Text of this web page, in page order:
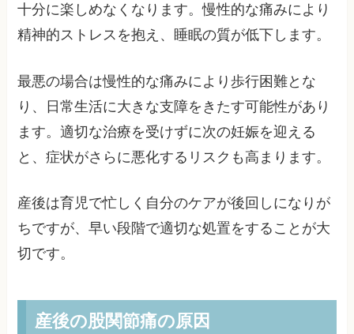
十分に楽しめなくなります。慢性的な痛みにより
精神的ストレスを抱え、睡眠の質が低下します。
最悪の場合は慢性的な痛みにより歩行困難とな
り、日常生活に大きな支障をきたす可能性があり
ます。適切な治療を受けずに次の妊娠を迎える
と、症状がさらに悪化するリスクも高まります。
産後は育児で忙しく自分のケアが後回しになりが
ちですが、早い段階で適切な処置をすることが大
切です。
産後の股関節痛の原因